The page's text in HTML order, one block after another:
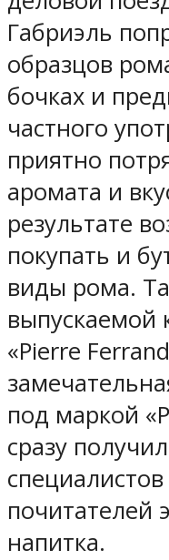
Габриэль
образцов
бочках и
частного
приятно
аромата и
результате
покупать и
виды рома.
«Pierre
под маркой
сразу
почитателей
напитка.